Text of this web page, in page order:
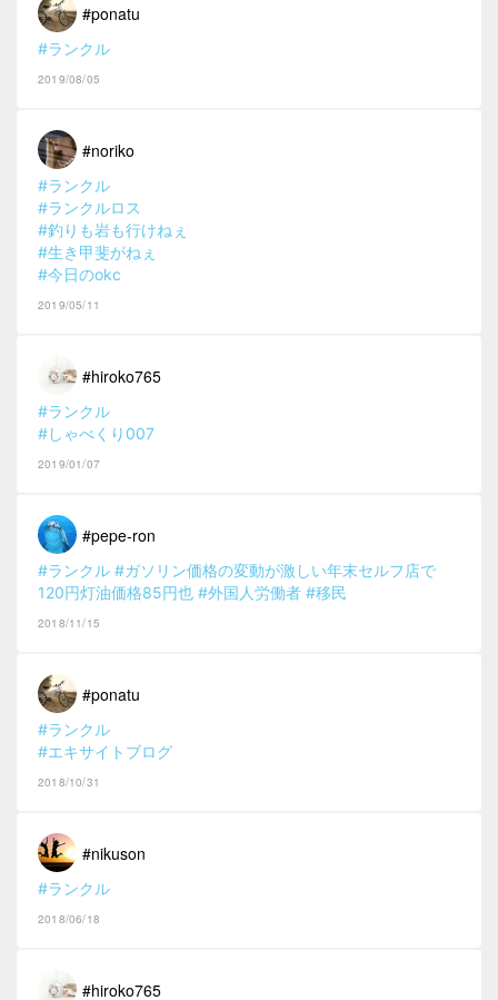
#ponatu
#ランクル
2019/08/05
#noriko
#ランクル
#ランクルロス
#釣りも岩も行けねぇ
#生き甲斐がねぇ
#今日のokc
2019/05/11
#hiroko765
#ランクル
#しゃべくり007
2019/01/07
#pepe-ron
#ランクル #ガソリン価格の変動が激しい年末セルフ店で
120円灯油価格85円也 #外国人労働者 #移民
2018/11/15
#ponatu
#ランクル
#エキサイトブログ
2018/10/31
#nikuson
#ランクル
2018/06/18
#hiroko765